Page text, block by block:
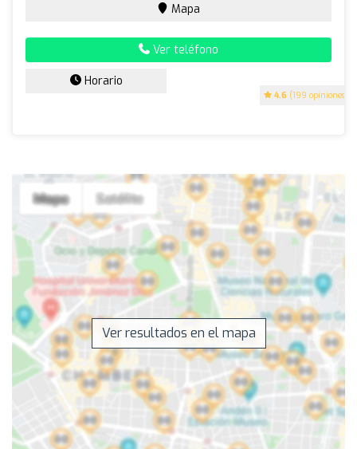
4.6 (199 opiniones)
Mapa
Ver teléfono
Horario
Ver resultados en el mapa